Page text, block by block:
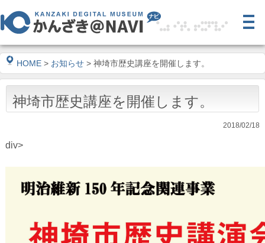
HOME > お知らせ > 神埼市歴史講座を開催します。
神埼市歴史講座を開催します。
2018/02/18
div>